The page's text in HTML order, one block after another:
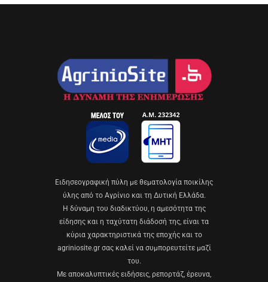
Eιδησεογραφική πύλη με θεματολογία ποικίλης
ύλης από το Αγρίνιο και τη Δυτική Ελλάδα.
Η δύναμη του διαδικτύου, η αμεσότητα της
είδησης και η ταχύτατη διάδοσή της, είναι τα
κύρια χαρακτηριστικά της εποχής και το
agriniosite.gr σας καλεί να συμπορευτείτε μαζί
του.
Με αποκαλυπτικές ειδήσεις, ρεπορτάζ, έρευνα,